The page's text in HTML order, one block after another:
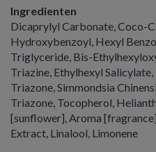
Ingredienten
Dicaprylyl Carbonate, Coco-
Hydroxybenzoyl, Hexyl
Triglyceride, Bis-
Triazine, Ethylhexyl
Triazone, Simmondsia
Triazone, Tocopherol,
[sunflower], Aroma
Extract, Linalool, Limonene